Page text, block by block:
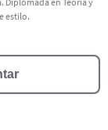
estilo.